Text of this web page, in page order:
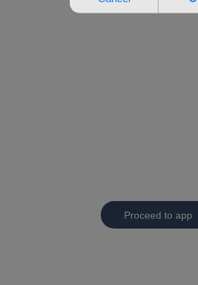
Proceed to app